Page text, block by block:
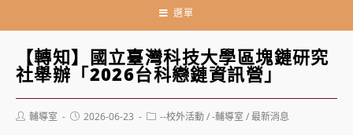
選單
【轉知】國立臺灣科技大學區塊鏈研究
社舉辦「2026台科戀鏈資訊營」
Post輔導室
Post2026-06-23
Post--校外活動/-輔導室 /最新消息